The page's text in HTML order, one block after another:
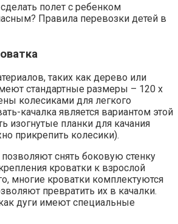
полет с ребенком
Правила перевозки детей в
таких как дерево или
стандартные размеры – 120 х
колесиками для легкого
качалка является вариантом этой
изогнутые планки для качания
прикрепить колесики).
снять боковую стенку
кроватки к взрослой
многие кроватки комплектуются
превратить их в качалки.
дуги имеют специальные